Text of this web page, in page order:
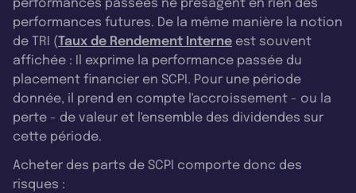
performances passées ne présagent en rien des
performances futures. De la même manière la notion
de TRI (Taux de Rendement Interne est souvent
affichée : Il exprime la performance passée du
placement financier en SCPI. Pour une période
donnée, il prend en compte l'accroissement - ou la
perte - de valeur et l'ensemble des dividendes sur
cette période.
Acheter des parts de SCPI comporte donc des
risques :